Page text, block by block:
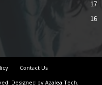
17
16
Contact Us
Designed by Azalea Tech.